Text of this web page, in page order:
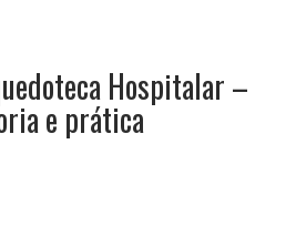
Hospitalar –
e prática